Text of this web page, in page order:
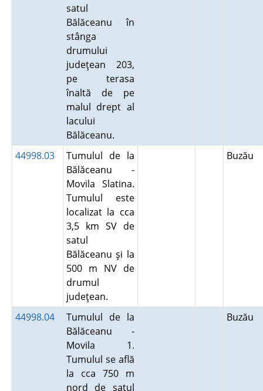
satul
Bălăceanu în
stânga
drumului
judeţean 203,
pe terasa
înaltă de pe
malul drept al
lacului
Bălăceanu.
44998.03
Tumulul de la
Bălăceanu -
Movila Slatina.
Tumulul este
localizat la cca
3,5 km SV de
satul
Bălăceanu şi la
500 m NV de
drumul
judeţean.
Buzău
44998.04
Tumulul de la
Bălăceanu -
Movila 1.
Tumulul se află
la cca 750 m
nord de satul
Buzău